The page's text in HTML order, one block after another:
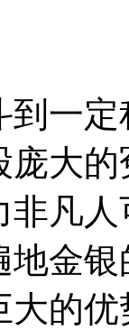
一
大
凡
地金
的